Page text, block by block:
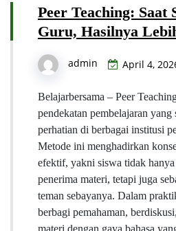
Peer Teaching: Saat
Guru, Hasilnya
admin April 4,
Belajarbersama – Peer
pendekatan pembelajaran yang
perhatian di berbagai institusi
Metode ini menghadirkan
efektif, yakni siswa tidak hanya
penerima materi, tetapi juga
teman sebayanya. Dalam
berbagi pemahaman,
materi dengan gaya bahasa